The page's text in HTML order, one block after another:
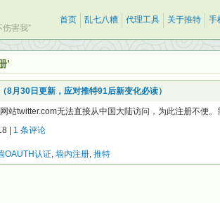
伤害我”
首页 乱七八糟 代理工具 关于推特 手
’
8月30日更新，应对推特91后新变化必读）
站twitter.com无法直接从中国大陆访问，为此注册不便
| 1 条评论
OAUTH认证, 墙内注册, 推特